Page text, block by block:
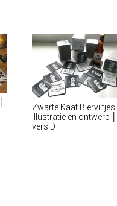
Zwarte Kaat Bierviltjes:
illustratie en ontwerp │
versID